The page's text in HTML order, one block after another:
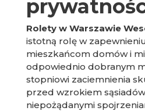
Rolety w Warszawie
istotną rolę w
mieszkańcom domów i
odpowiednio dobranym
stopniowi zaciemnienia
przed wzrokiem
niepożądanymi